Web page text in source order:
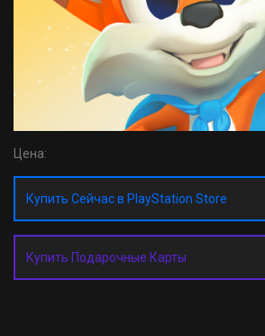
Цена:
Купить Сейчас в PlayStation Store
Купить Подарочные Карты